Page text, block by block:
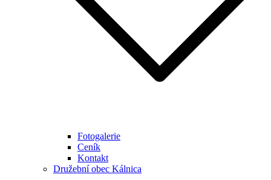
Fotogalerie
Ceník
Kontakt
Družební obec Kálnica